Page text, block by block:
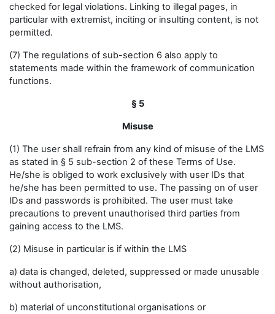
checked for legal violations. Linking to illegal pages, in
particular with extremist, inciting or insulting content, is not
permitted.
(7) The regulations of sub-section 6 also apply to
statements made within the framework of communication
functions.
§ 5
Misuse
(1) The user shall refrain from any kind of misuse of the LMS
as stated in § 5 sub-section 2 of these Terms of Use.
He/she is obliged to work exclusively with user IDs that
he/she has been permitted to use. The passing on of user
IDs and passwords is prohibited. The user must take
precautions to prevent unauthorised third parties from
gaining access to the LMS.
(2) Misuse in particular is if within the LMS
a) data is changed, deleted, suppressed or made unusable
without authorisation,
b) material of unconstitutional organisations or